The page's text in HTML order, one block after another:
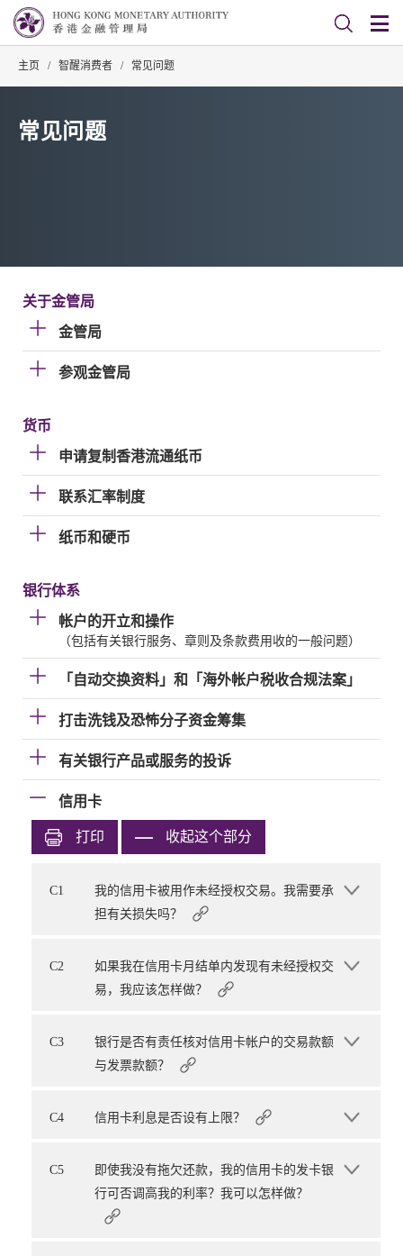
主页 / 智醒消费者 / 常见问题
常见问题
关于金管局
金管局
参观金管局
货币
申请复制香港流通纸币
联系汇率制度
纸币和硬币
银行体系
帐户的开立和操作
（包括有关银行服务、章则及条款费用收的一般问题）
「自动交换资料」和「海外帐户税收合规法案」
打击洗钱及恐怖分子资金筹集
有关银行产品或服务的投诉
信用卡
打印 收起这个部分
C1
我的信用卡被用作未经授权交易。我需要承
担有关损失吗？
C2
如果我在信用卡月结单内发现有未经授权交
易，我应该怎样做？
C3
银行是否有责任核对信用卡帐户的交易款额
与发票款额？
C4 信用卡利息是否设有上限？
C5
即使我没有拖欠还款，我的信用卡的发卡银
行可否调高我的利率？我可以怎样做？